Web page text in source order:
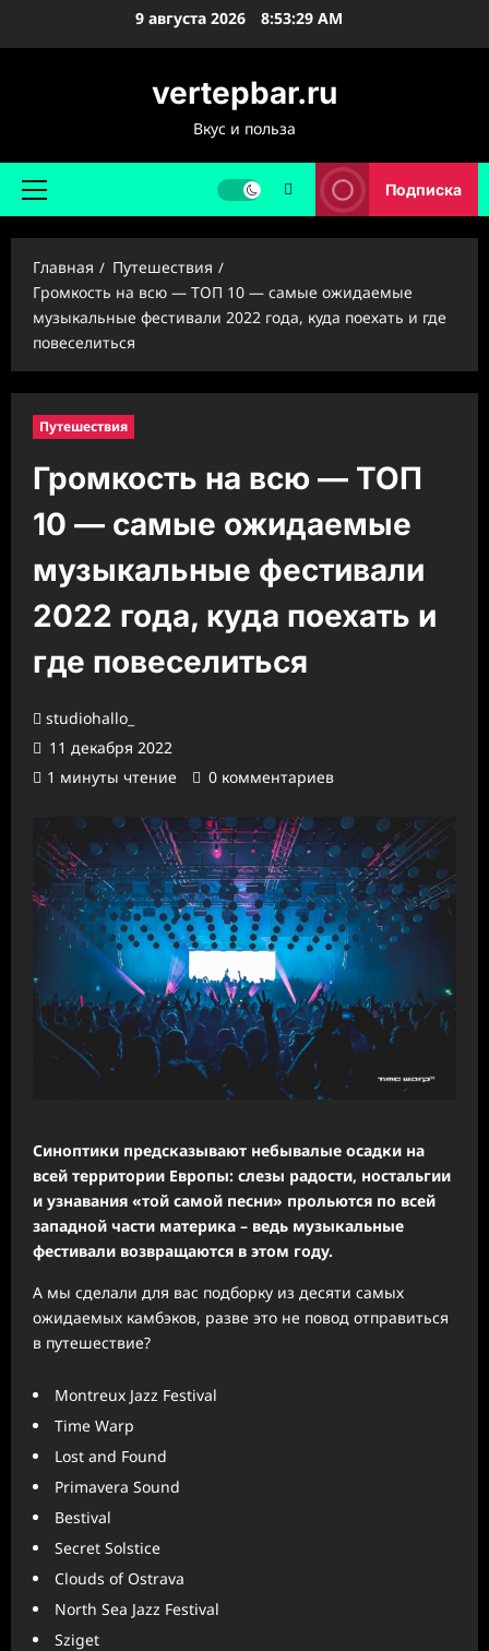
9 августа 2026 8:53:31 AM
vertepbar.ru
Вкус и польза
Основное
Подписка
Главная
Путешествия
Громкость на всю — ТОП 10 — самые ожидаемые
музыкальные фестивали 2022 года, куда поехать и где
повеселиться
Путешествия
Громкость на всю — ТОП
10 — самые ожидаемые
музыкальные фестивали
2022 года, куда поехать и
где повеселиться
studiohallo_
11 декабря 2022
1 минуты чтение
0 комментариев
Синоптики предсказывают небывалые осадки на
всей территории Европы: слезы радости, ностальгии
и узнавания «той самой песни» прольются по всей
западной части материка – ведь музыкальные
фестивали возвращаются в этом году.
А мы сделали для вас подборку из десяти самых
ожидаемых камбэков, разве это не повод отправиться
в путешествие?
Montreux Jazz Festival
Time Warp
Lost and Found
Primavera Sound
Bestival
Secret Solstice
Clouds of Ostrava
North Sea Jazz Festival
Sziget